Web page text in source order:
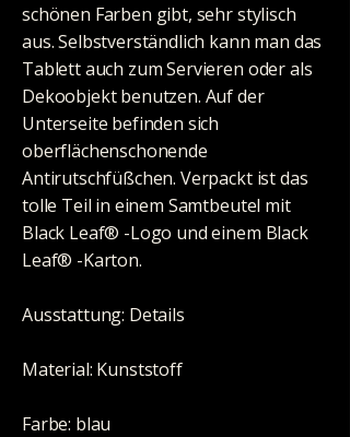
schönen Farben gibt, sehr stylisch
aus. Selbstverständlich kann man das
Tablett auch zum Servieren oder als
Dekoobjekt benutzen. Auf der
Unterseite befinden sich
oberflächenschonende
Antirutschfüßchen. Verpackt ist das
tolle Teil in einem Samtbeutel mit
Black Leaf® -Logo und einem Black
Leaf® -Karton.
Ausstattung: Details
Material: Kunststoff
Farbe: blau